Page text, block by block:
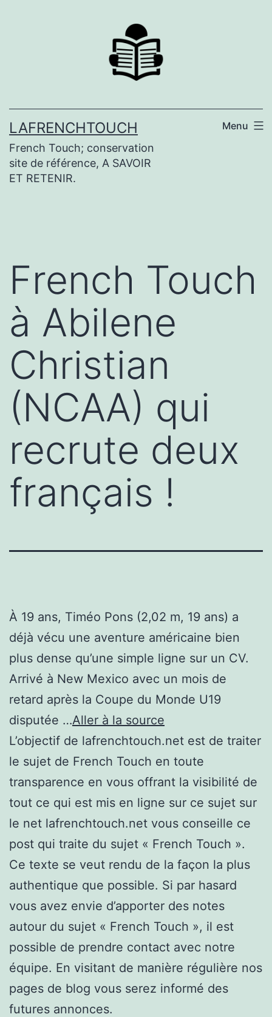
LAFRENCHTOUCH
French Touch; conservation
site de référence, A SAVOIR
ET RETENIR.
Menu
French Touch
à Abilene
Christian
(NCAA) qui
recrute deux
français !
À 19 ans, Timéo Pons (2,02 m, 19 ans) a
déjà vécu une aventure américaine bien
plus dense qu’une simple ligne sur un CV.
Arrivé à New Mexico avec un mois de
retard après la Coupe du Monde U19
disputée …Aller à la source
L’objectif de lafrenchtouch.net est de traiter
le sujet de French Touch en toute
transparence en vous offrant la visibilité de
tout ce qui est mis en ligne sur ce sujet sur
le net lafrenchtouch.net vous conseille ce
post qui traite du sujet « French Touch ».
Ce texte se veut rendu de la façon la plus
authentique que possible. Si par hasard
vous avez envie d’apporter des notes
autour du sujet « French Touch », il est
possible de prendre contact avec notre
équipe. En visitant de manière régulière nos
pages de blog vous serez informé des
futures annonces.